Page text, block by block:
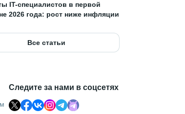
IT-специалистов в первой
2026 года: рост ниже инфляции
Все статьи
Следите за нами в соцсетях